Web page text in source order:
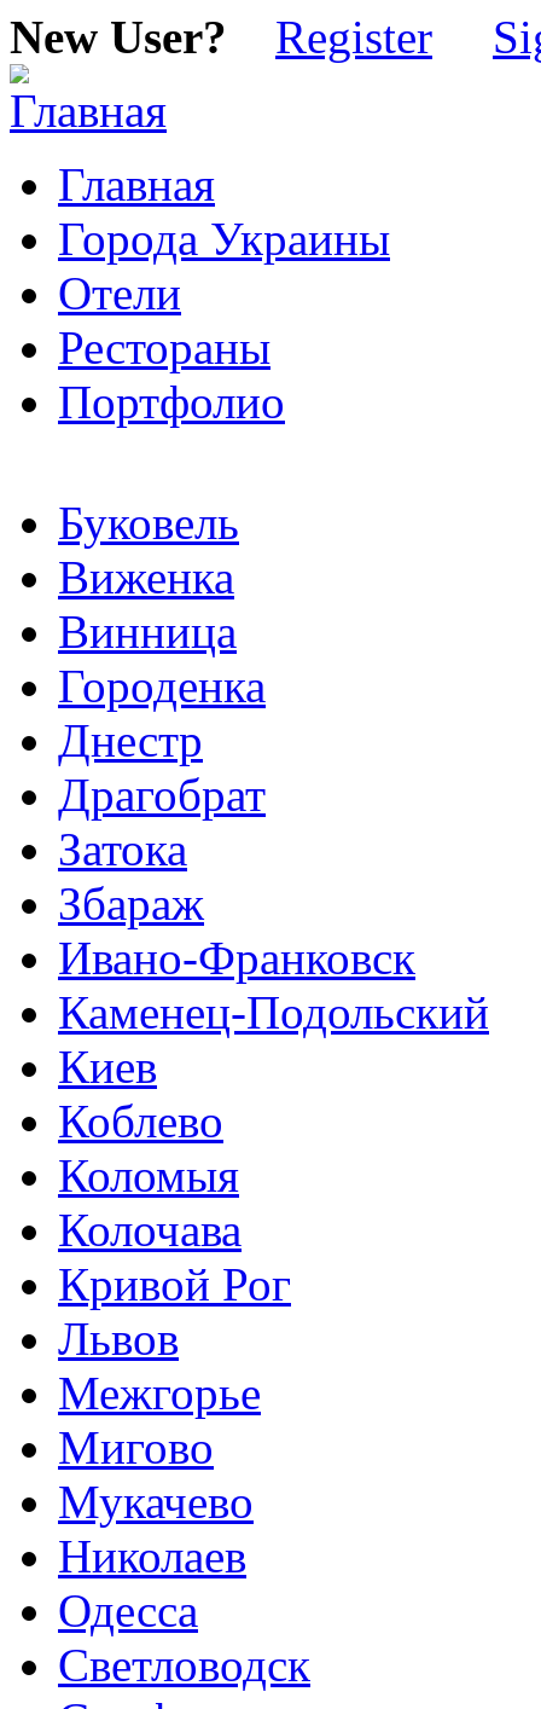
New User? Register
Главная
Города Украины
Отели
Рестораны
Портфолио
Буковель
Виженка
Винница
Городенка
Днестр
Драгобрат
Затока
Збараж
Ивано-Франковск
Каменец-Подольский
Киев
Коблево
Коломыя
Колочава
Кривой Рог
Львов
Межгорье
Мигово
Мукачево
Николаев
Одесса
Светловодск